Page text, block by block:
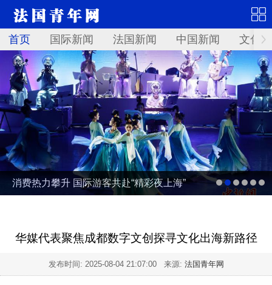
首页 国际新闻 法国新闻 中国新闻 文化
消费热力攀升 国际游客共赴“精彩夜上海”
华媒代表聚焦成都数字文创探寻文化出海新路径
发布时间: 2025-08-04 21:07:00来源: 法国青年网